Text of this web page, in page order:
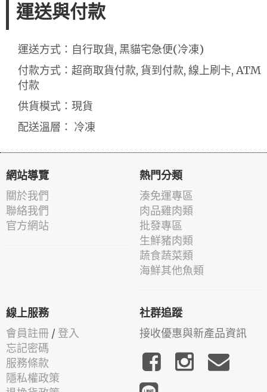
運送與付款
運送方式：自行取貨, 黑貓宅急便(冷凍)
付款方式：超商取貨付款, 貨到付款, 線上刷卡, ATM
付款
供貨模式：現貨
配送溫層： 冷凍
網站導覽
關於我們
聯絡我們
官方網站
熱門分類
湊免運專區
肉品雞肉類
批發專區
生鮮豬肉類
蔬食蔬菜類
海鮮其他魚類
線上服務
會員註冊 / 登入
忘記密碼
服務條款
隱私權政策
社群追蹤
接收優惠與新產品資訊